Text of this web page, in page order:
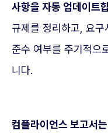
사항을 자동 업데이트
규제를 정리하고, 요
준수 여부를 주기적으
니다.
컴플라이언스 보고서